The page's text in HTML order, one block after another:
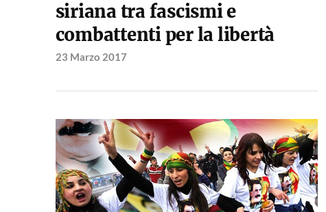
siriana tra fascismi e
combattenti per la libertà
23 Marzo 2017